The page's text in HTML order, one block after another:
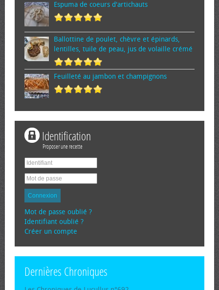
Espuma de cœurs d'artichauts
Ballottine de poulet, chèvre et épinards,
lentilles, tuile de peau, jus de volaille crémé
Feuilleté au jambon et champignons
Identification
Proposer une recette
Connexion
Mot de passe oublié ?
Identifiant oublié ?
Créer un compte
Dernières Chroniques